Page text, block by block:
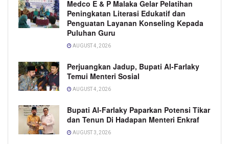
Medco E & P Malaka Gelar Pelatihan
Peningkatan Literasi Edukatif dan
Penguatan Layanan Konseling Kepada
Puluhan Guru
AUGUST 4, 2026
Perjuangkan Jadup, Bupati Al-Farlaky
Temui Menteri Sosial
AUGUST 4, 2026
Bupati Al-Farlaky Paparkan Potensi Tikar
dan Tenun Di Hadapan Menteri Enkraf
AUGUST 3, 2026